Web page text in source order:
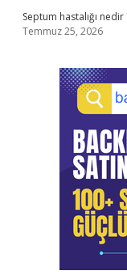
Septum hastalığı nedir
Temmuz 25, 2026